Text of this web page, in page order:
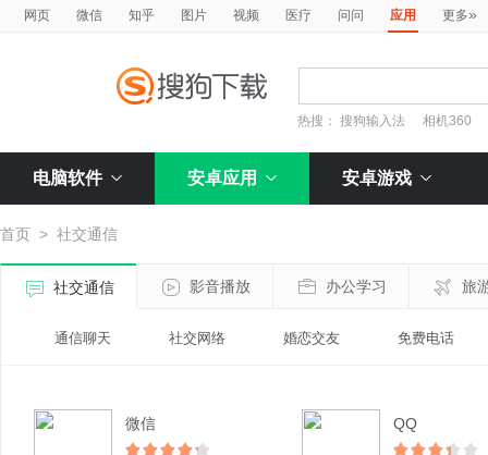
网页 微信 知乎 图片 视频 医疗 问问 应用 更多»
热搜：搜狗输入法 相机360
电脑软件 安卓应用 安卓游戏
首页 > 社交通信
社交通信 影音播放 办公学习 旅
通信聊天 社交网络 婚恋交友 免费电话
微信 QQ